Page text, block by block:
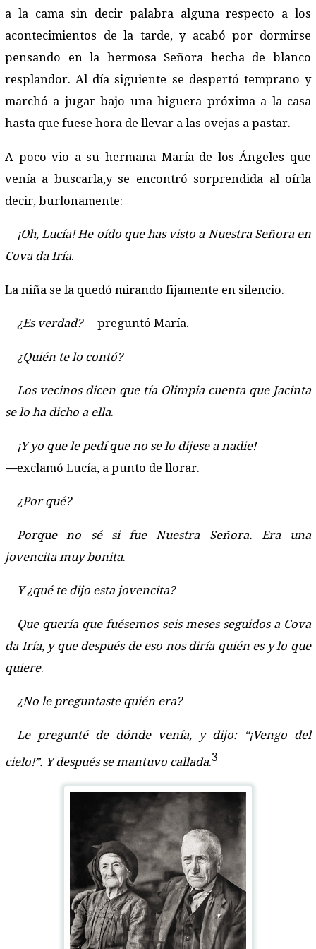
a la cama sin decir palabra alguna respecto a los
acontecimientos de la tarde, y acabó por dormirse
pensando en la hermosa Señora hecha de blanco
resplandor. Al día siguiente se despertó temprano y
marchó a jugar bajo una higuera próxima a la casa
hasta que fuese hora de llevar a las ovejas a pastar.
A poco vio a su hermana María de los Ángeles que
venía a buscarla,y se encontró sorprendida al oírla
decir, burlonamente:
—¡Oh, Lucía! He oído que has visto a Nuestra Señora en
Cova da Iría.
La niña se la quedó mirando fijamente en silencio.
—¿Es verdad?—preguntó María.
—¿Quién te lo contó?
—Los vecinos dicen que tía Olimpia cuenta que Jacinta
se lo ha dicho a ella.
—¡Y yo que le pedí que no se lo dijese a nadie!
—exclamó Lucía, a punto de llorar.
—¿Por qué?
—Porque no sé si fue Nuestra Señora. Era una
jovencita muy bonita.
—Y ¿qué te dijo esta jovencita?
—Que quería que fuésemos seis meses seguidos a Cova
da Iría, y que después de eso nos diría quién es y lo que
quiere.
—¿No le preguntaste quién era?
—Le pregunté de dónde venía, y dijo: “¡Vengo del
cielo!”. Y después se mantuvo callada.3